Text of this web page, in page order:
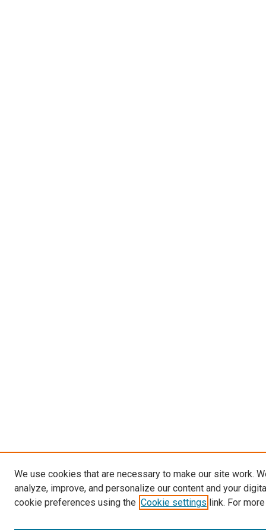
We use cookies that are necessary to make our site work.
analyze, improve, and personalize our content and your
cookie preferences using the Cookie settings link. For